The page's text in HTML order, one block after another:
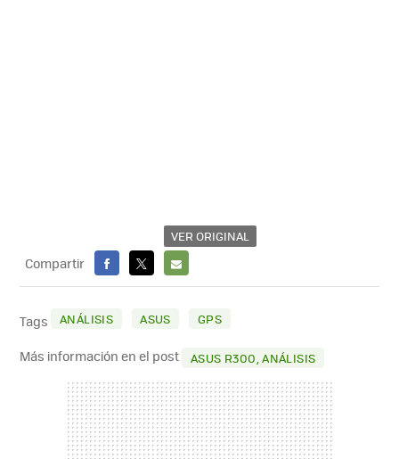
VER ORIGINAL
Compartir
FACEBOOK
X
E-
MAIL
Tags ANÁLISIS ASUS GPS
Más información en el post ASUS R300, ANÁLISIS